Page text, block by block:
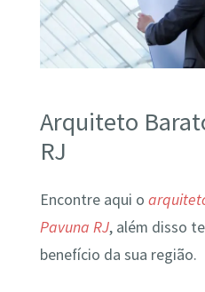
Arquiteto
RJ
Encontre aqui o
Pavuna RJ, além disso
benefício da sua região.